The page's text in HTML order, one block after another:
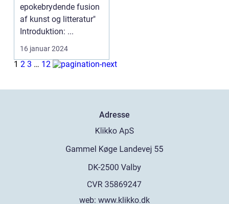
epokebrydende fusion
af kunst og litteratur"
Introduktion: ...
16 januar 2024
1 2 3 … 12
Adresse
web: www.klikko.dk